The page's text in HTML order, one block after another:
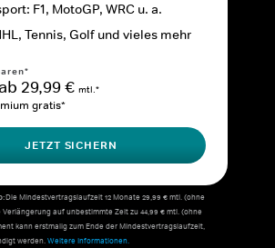
F1, MotoGP, WRC u. a.
Tennis, Golf und vieles mehr
ab 29,99 € mtl.*
gratis*
JETZT SICHERN
Die Mindestvertragslaufzeit 12 Monate 29,99 € mtl. (ohne
auf unbestimmte Zeit zu 44,99 € mtl. (ohne
kann erstmalig zum Ende der Mindestvertragslaufzeit,
werden.Weitere Informationen.